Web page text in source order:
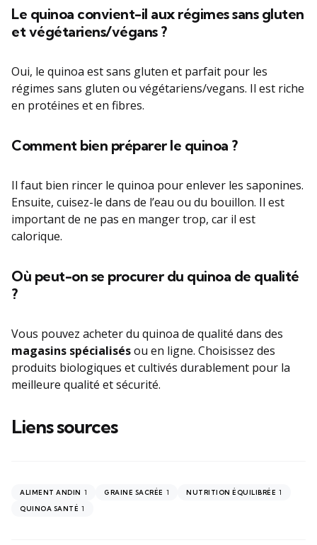
Le quinoa convient-il aux régimes sans gluten
et végétariens/végans ?
Oui, le quinoa est sans gluten et parfait pour les
régimes sans gluten ou végétariens/vegans. Il est riche
en protéines et en fibres.
Comment bien préparer le quinoa ?
Il faut bien rincer le quinoa pour enlever les saponines.
Ensuite, cuisez-le dans de l’eau ou du bouillon. Il est
important de ne pas en manger trop, car il est
calorique.
Où peut-on se procurer du quinoa de qualité
?
Vous pouvez acheter du quinoa de qualité dans des
magasins spécialisésou en ligne. Choisissez des
produits biologiques et cultivés durablement pour la
meilleure qualité et sécurité.
Liens sources
ALIMENT ANDIN 1 GRAINE SACRÉE 1 NUTRITION ÉQUILIBRÉE 1
QUINOA SANTÉ 1